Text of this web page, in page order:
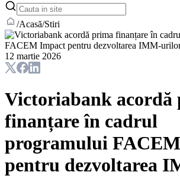
/Acasă/Stiri
12 martie 2026
Victoriabank acordă
finanțare în cadrul
programului
pentru dezvoltarea